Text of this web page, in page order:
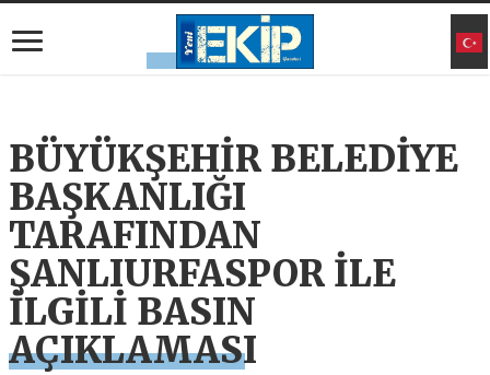
BÜYÜKŞEHİR BELEDİYE
BAŞKANLIĞI
TARAFINDAN
ŞANLIURFASPOR İLE
İLGİLİ BASIN
AÇIKLAMASI